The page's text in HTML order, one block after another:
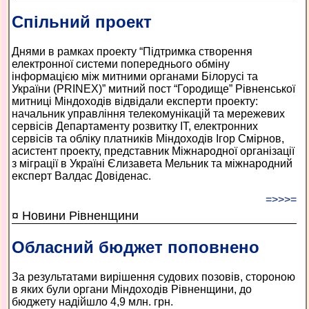
Спільний проект
Днями в рамках проекту “Підтримка створення
електронної системи попереднього обміну
інформацією між митними органами Білорусі та
України (PRINEX)” митний пост “Городище” Рівненської
митниці Міндоходів відвідали експерти проекту:
начальник управління телекомунікацій та мережевих
сервісів Департаменту розвит­ку ІТ, електронних
сервісів та обліку платників Міндоходів Ігор Смірнов,
асистент проекту, представник Міжнародної організації
з міграції в Україні Єлизавета Мельник та міжнародний
експерт Валдас Довіденас.
=>>>=
¤ Новини Рівненщини
Обласний бюджет поповнено
За результатами вирішення судових позовів, стороною
в яких були органи Міндоходів Рівненщини, до
бюджету надійшло 4,9 млн. грн.